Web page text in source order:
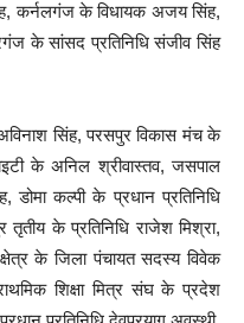
कर्नलगंज के विधायक अजय सिंह,
के सांसद प्रतिनिधि संजीव सिंह
सिंह, परसपुर विकास मंच के
के अनिल श्रीवास्तव, जसपाल
कल्पी के प्रधान प्रतिनिधि
के प्रतिनिधि राजेश मिश्रा,
के जिला पंचायत सदस्य विवेक
शिक्षा मित्र संघ के प्रदेश